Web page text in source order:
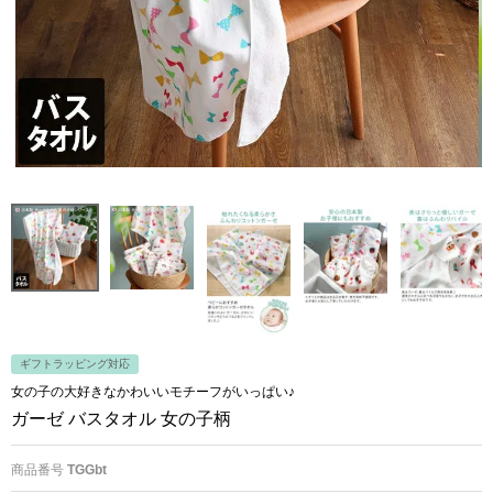
ギフトラッピング対応
女の子の大好きなかわいいモチーフがいっぱい♪
ガーゼ バスタオル 女の子柄
商品番号 TGGbt